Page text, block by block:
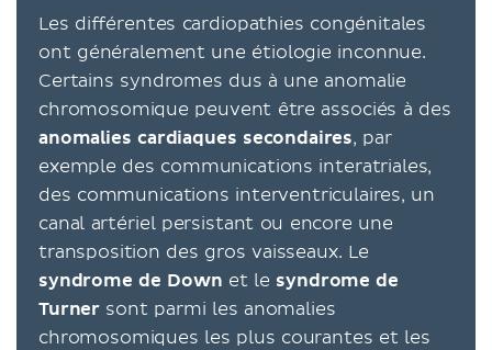
Les différentes cardiopathies congénitales
ont généralement une étiologie inconnue.
Certains syndromes dus à une anomalie
chromosomique peuvent être associés à des
anomalies cardiaques secondaires, par
exemple des communications interatriales,
des communications interventriculaires, un
canal artériel persistant ou encore une
transposition des gros vaisseaux. Le
syndrome de Down et le syndrome de
Turner sont parmi les anomalies
chromosomiques les plus courantes et les